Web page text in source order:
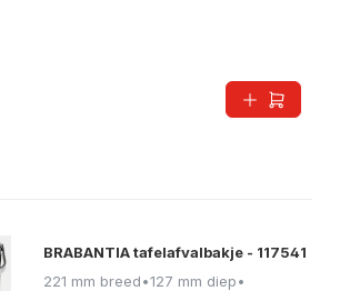
BRABANTIA tafelafvalbakje - 117541
221 mm breed•127 mm diep•